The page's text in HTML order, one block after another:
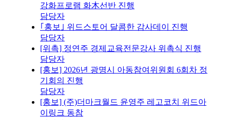
강화프로램 화木선반 진행
담당자
｢홍보｣ 위드스토어 달콤한 감사데이 진행
담당자
[위촉] 정연주 경제교육전문강사 위촉식 진행
담당자
[홍보] 2026년 광명시 아동참여위원회 6회차 정
기회의 진행
담당자
[홍보] (주)더마크월드 윤영주 레고코치 위드아
이링크 동참